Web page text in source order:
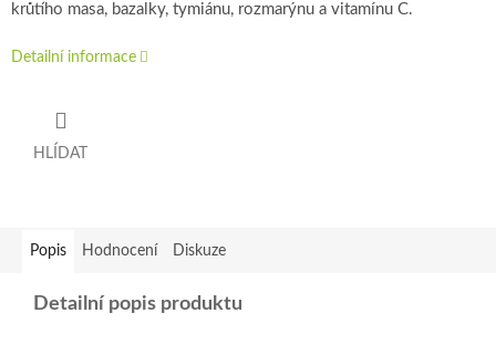
krůtího masa, bazalky, tymiánu, rozmarýnu a vitamínu C.
Detailní informace
HLÍDAT
Popis Hodnocení Diskuze
Detailní popis produktu